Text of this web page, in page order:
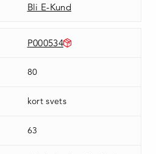
Bli E-Kund
P000534
80
kort svets
63